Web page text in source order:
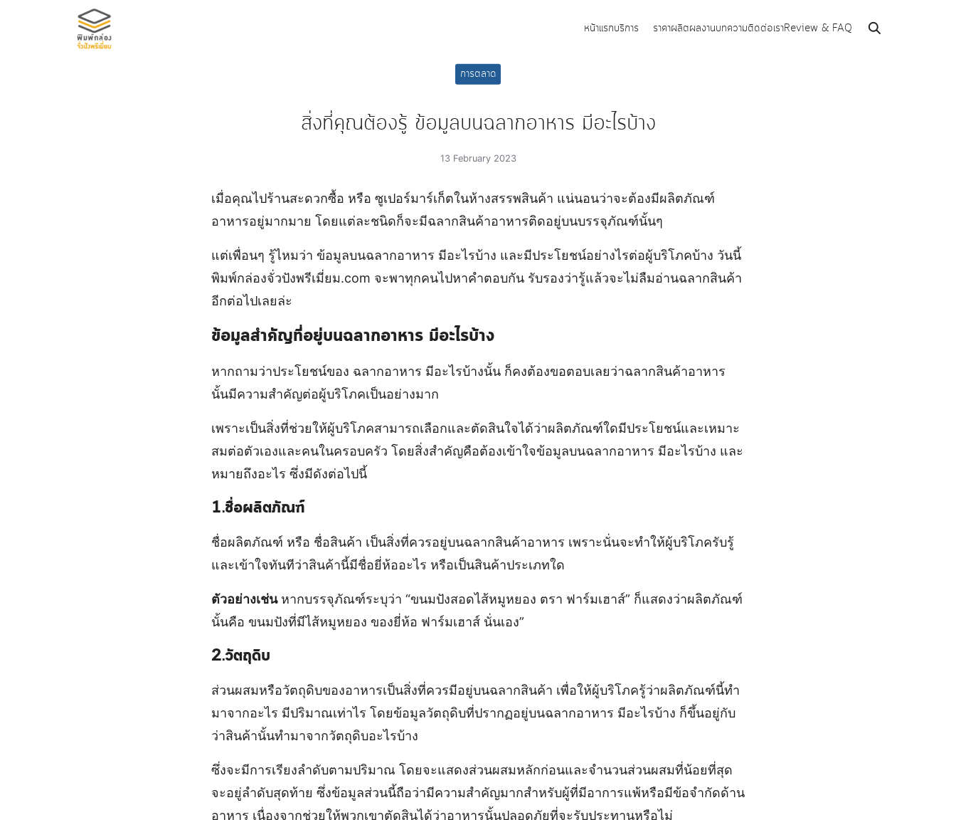
หน้าแรกบริการ ราคาผลิตผลงานบทความติดต่อเราReview & FAQ
การตลาด
สิ่งที่คุณต้องรู้ ข้อมูลบนฉลากอาหาร มีอะไรบ้าง
13 February 2023
เมื่อคุณไปร้านสะดวกซื้อ หรือ ซูเปอร์มาร์เก็ตในห้างสรรพสินค้า แน่นอนว่าจะต้องมีผลิตภัณฑ์
อาหารอยู่มากมาย โดยแต่ละชนิดก็จะมีฉลากสินค้าอาหารติดอยู่บนบรรจุภัณฑ์นั้นๆ
แต่เพื่อนๆ รู้ไหมว่า ข้อมูลบนฉลากอาหาร มีอะไรบ้าง และมีประโยชน์อย่างไรต่อผู้บริโภคบ้าง วันนี้
พิมพ์กล่องจั่วปังพรีเมี่ยม.com จะพาทุกคนไปหาคำตอบกัน รับรองว่ารู้แล้วจะไม่ลืมอ่านฉลากสินค้า
อีกต่อไปเลยล่ะ
ข้อมูลสำคัญที่อยู่บนฉลากอาหาร มีอะไรบ้าง
หากถามว่าประโยชน์ของ ฉลากอาหาร มีอะไรบ้างนั้น ก็คงต้องขอตอบเลยว่าฉลากสินค้าอาหาร
นั้นมีความสำคัญต่อผู้บริโภคเป็นอย่างมาก
เพราะเป็นสิ่งที่ช่วยให้ผู้บริโภคสามารถเลือกและตัดสินใจได้ว่าผลิตภัณฑ์ใดมีประโยชน์และเหมาะ
สมต่อตัวเองและคนในครอบครัว โดยสิ่งสำคัญคือต้องเข้าใจข้อมูลบนฉลากอาหาร มีอะไรบ้าง และ
หมายถึงอะไร ซึ่งมีดังต่อไปนี้
1.ชื่อผลิตภัณฑ์
ชื่อผลิตภัณฑ์ หรือ ชื่อสินค้า เป็นสิ่งที่ควรอยู่บนฉลากสินค้าอาหาร เพราะนั่นจะทำให้ผู้บริโภครับรู้
และเข้าใจทันทีว่าสินค้านี้มีชื่อยี่ห้ออะไร หรือเป็นสินค้าประเภทใด
ตัวอย่างเช่นหากบรรจุภัณฑ์ระบุว่า “ขนมปังสอดไส้หมูหยอง ตรา ฟาร์มเฮาส์” ก็แสดงว่าผลิตภัณฑ์
นั้นคือ ขนมปังที่มีไส้หมูหยอง ของยี่ห้อ ฟาร์มเฮาส์ นั่นเอง”
2.วัตถุดิบ
ส่วนผสมหรือวัตถุดิบของอาหารเป็นสิ่งที่ควรมีอยู่บนฉลากสินค้า เพื่อให้ผู้บริโภครู้ว่าผลิตภัณฑ์นี้ทำ
มาจากอะไร มีปริมาณเท่าไร โดยข้อมูลวัตถุดิบที่ปรากฏอยู่บนฉลากอาหาร มีอะไรบ้าง ก็ขึ้นอยู่กับ
ว่าสินค้านั้นทำมาจากวัตถุดิบอะไรบ้าง
ซึ่งจะมีการเรียงลำดับตามปริมาณ โดยจะแสดงส่วนผสมหลักก่อนและจำนวนส่วนผสมที่น้อยที่สุด
จะอยู่ลำดับสุดท้าย ซึ่งข้อมูลส่วนนี้ถือว่ามีความสำคัญมากสำหรับผู้ที่มีอาการแพ้หรือมีข้อจำกัดด้าน
อาหาร เนื่องจากช่วยให้พวกเขาตัดสินได้ว่าอาหารนั้นปลอดภัยที่จะรับประทานหรือไม่